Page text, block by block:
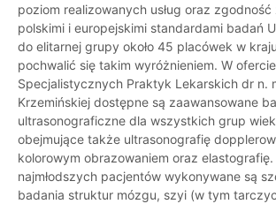
poziom realizowanych usług oraz
polskimi i europejskimi standardami badań
do elitarnej grupy około 45 placówek w
pochwalić się takim wyróżnieniem. W ofercie
Specjalistycznych Praktyk Lekarskich dr n.
Krzemińskiej dostępne są zaawansowane
ultrasonograficzne dla wszystkich grup
obejmujące także ultrasonografię
kolorowym obrazowaniem oraz elastografię.
najmłodszych pacjentów wykonywane są
badania struktur mózgu, szyi (w tym